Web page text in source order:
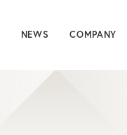
NEWS COMPANY